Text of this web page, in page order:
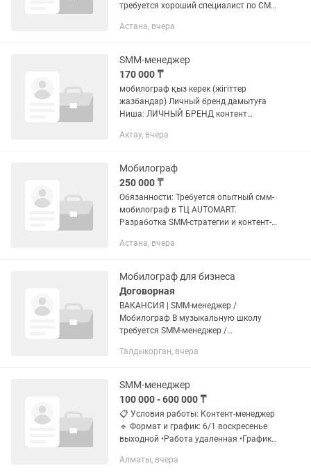
требуется хороший специалист по СММ
уже настроен, база есть, нужно чтоб
Астана, вчера
SMM-менеджер
170 000 ₸
мобилограф қыз керек (жігіттер
жазбандар) Личный бренд дамытуға
Ниша: ЛИЧНЫЙ БРЕНД контент
орындай алатын Идеясы бар, жумыска
жогары...
Актау, вчера
Мобилограф
250 000 ₸
Обязанности: Требуется опытный смм-
мобилограф в ТЦ AUTOMART.
Разработка SMM-стратегии и контент-
(Reels, сторис и др.) Ведение аккаунтов
Астана, вчера
Мобилограф для бизнеса
Договорная
ВАКАНСИЯ | SMM-менеджер /
Мобилограф В музыкальную школу
требуется SMM-менеджер /
казахским и русским языками. •
Рассматриваем...
Талдыкорган, вчера
SMM-менеджер
100 000 - 600 000 ₸
📋 Условия работы: Контент-менеджер
🔹 Формат и график: 6/1 воскресенье
выходной •Работа удаленная •График:
10:00 до 18:00 •Всегда на связи в
Алматы, вчера